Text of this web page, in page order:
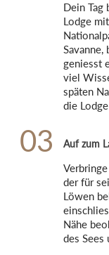
Dein Tag
Lodge
Savanne,
geniesst
viel
späten
die
03 Auf zum
der für
Löwen
Nähe
des Sees